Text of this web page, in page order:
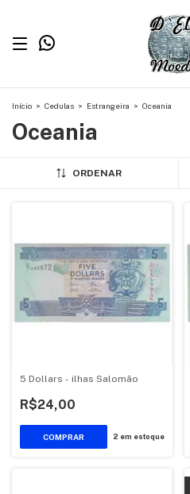
Início > Cedulas > Estrangeira > Oceania
Oceania
ORDENAR
5 Dollars - ilhas Salomão
R$24,00
2 em estoque